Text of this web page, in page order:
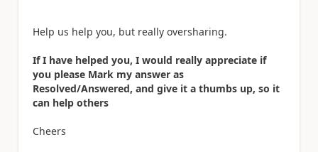
Help us help you, but really oversharing.
If I have helped you, I would really appreciate if
you please Mark my answer as
Resolved/Answered, and give it a thumbs up, so it
can help others
Cheers